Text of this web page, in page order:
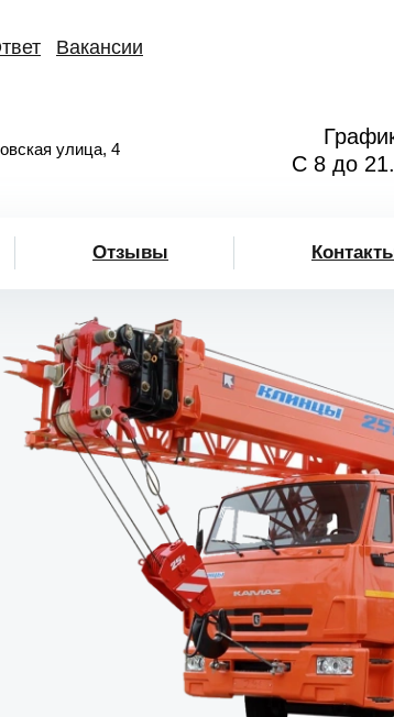
Вакансии
улица, 4
С 8 до
Отзывы